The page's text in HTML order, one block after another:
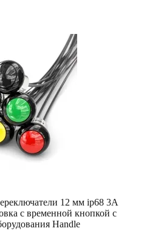
12 мм ip68 3A
с временной кнопкой с
Handle